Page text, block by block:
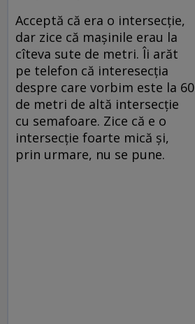
Acceptă că era o intersecție,
dar zice că mașinile erau la
cîteva sute de metri. Îi arăt
pe telefon că interesecția
despre care vorbim este la 60
de metri de altă intersecție
cu semafoare. Zice că e o
intersecție foarte mică și,
prin urmare, nu se pune.